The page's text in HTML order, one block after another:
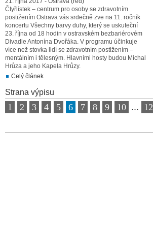
Čtyřlístek – centrum pro osoby se zdravotním
postižením Ostrava vás srdečně zve na 11. ročník
koncertu Všechny barvy duhy, který se uskuteční
23. října od 18 hodin v ostravském bezbariérovém
Divadle Antonína Dvořáka. V programu účinkuje
více než stovka lidí se zdravotním postižením –
mentálním i tělesným. Hlavními hosty budou Michal
Hrůza a jeho Kapela Hrůzy.
Celý článek
Strana výpisu
1 2 3 4 5 6 7 8 9 10 ... 12